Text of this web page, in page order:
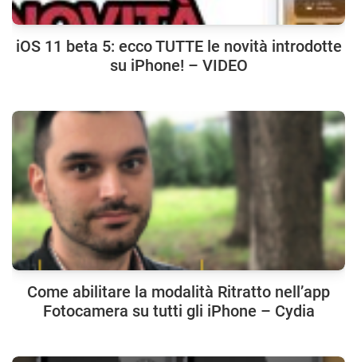
iOS 11 beta 5: ecco TUTTE le novità introdotte
su iPhone! – VIDEO
Come abilitare la modalità Ritratto nell’app
Fotocamera su tutti gli iPhone – Cydia